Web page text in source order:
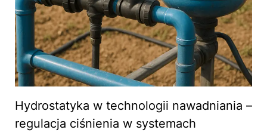
Hydrostatyka w technologii nawadniania –
regulacja ciśnienia w systemach